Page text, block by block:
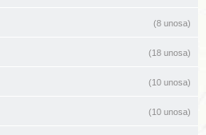
(8 unosa)
(18 unosa)
(10 unosa)
(10 unosa)